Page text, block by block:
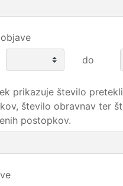
do
prikazuje število
število obravnav ter
postopkov.